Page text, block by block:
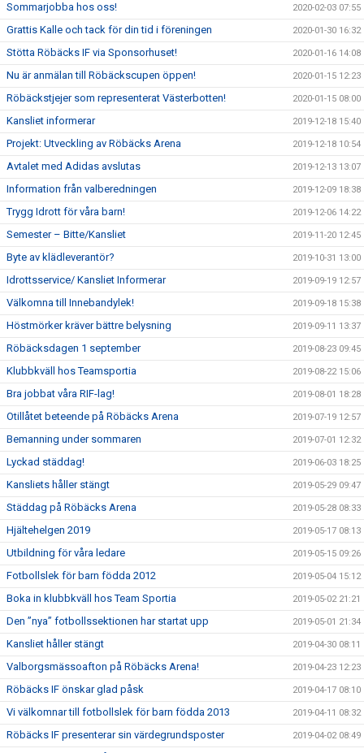
Sommarjobba hos oss! 2020-02-03 07:55
Grattis Kalle och tack för din tid i föreningen 2020-01-30 16:32
Stötta Röbäcks IF via Sponsorhuset! 2020-01-16 14:08
Nu är anmälan till Röbäckscupen öppen! 2020-01-15 12:23
Röbäckstjejer som representerat Västerbotten! 2020-01-15 08:00
Kansliet informerar 2019-12-18 15:40
Projekt: Utveckling av Röbäcks Arena 2019-12-18 10:54
Avtalet med Adidas avslutas 2019-12-13 13:07
Information från valberedningen 2019-12-09 18:38
Trygg Idrott för våra barn! 2019-12-06 14:22
Semester – Bitte/Kansliet 2019-11-20 12:45
Byte av klädleverantör? 2019-10-31 13:00
Idrottsservice/ Kansliet Informerar 2019-09-19 12:57
Välkomna till Innebandylek! 2019-09-18 15:38
Höstmörker kräver bättre belysning 2019-09-11 13:37
Röbäcksdagen 1 september 2019-08-23 09:45
Klubbkväll hos Teamsportia 2019-08-22 15:06
Bra jobbat våra RIF-lag! 2019-08-01 18:28
Otillåtet beteende på Röbäcks Arena 2019-07-19 12:57
Bemanning under sommaren 2019-07-01 12:32
Lyckad städdag! 2019-06-03 18:25
Kansliets håller stängt 2019-05-29 09:47
Städdag på Röbäcks Arena 2019-05-28 08:33
Hjältehelgen 2019 2019-05-17 08:13
Utbildning för våra ledare 2019-05-15 09:26
Fotbollslek för barn födda 2012 2019-05-04 15:12
Boka in klubbkväll hos Team Sportia 2019-05-02 21:21
Den ”nya” fotbollssektionen har startat upp 2019-05-01 21:34
Kansliet håller stängt 2019-04-30 08:11
Valborgsmässoafton på Röbäcks Arena! 2019-04-23 12:23
Röbäcks IF önskar glad påsk 2019-04-17 08:10
Vi välkomnar till fotbollslek för barn födda 2013 2019-04-11 08:32
Röbäcks IF presenterar sin värdegrundsposter 2019-04-02 08:49